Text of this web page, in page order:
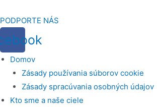
na
obsah
PODPORTE NÁS
Domov
Zásady používania súborov cookie
Zásady spracúvania osobných údajov
Kto sme a naše ciele